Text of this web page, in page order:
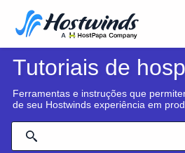
Tutoriais de
Ferramentas e instruções que
de seu Hostwinds experiência em